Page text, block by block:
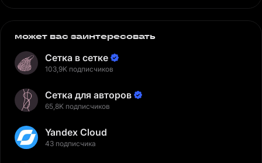
может вас заинтересовать
Сетка в сетке
103,9K подписчиков
Сетка для авторов
65,8K подписчиков
Yandex Cloud
43 подписчика